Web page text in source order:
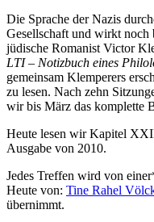
Die Sprache der Nazis
Gesellschaft und wirkt noch
jüdische Romanist Victor
LTI – Notizbuch eines
gemeinsam Klemperers
zu lesen. Nach zehn
wir bis März das komplette
Heute lesen wir Kapitel
Ausgabe von 2010.
Jedes Treffen wird von
Heute von: Tine Rahel
übernimmt.